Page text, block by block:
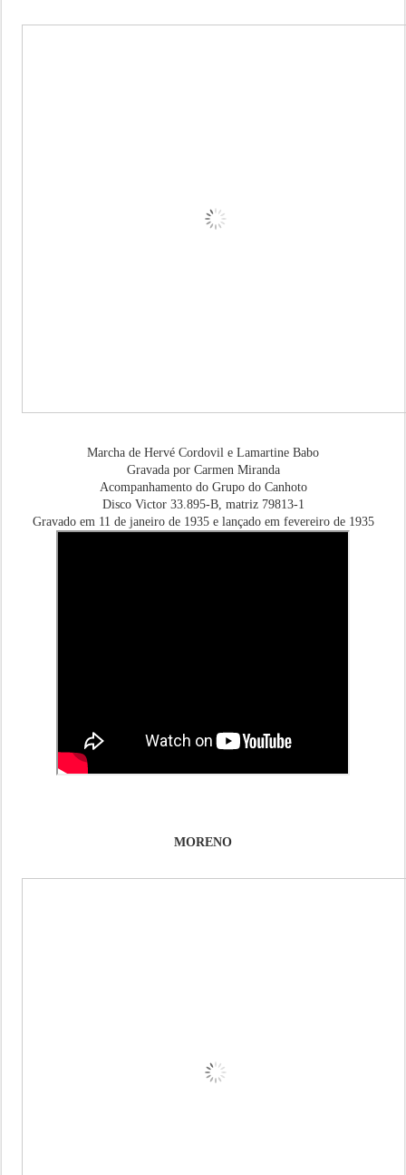
Marcha de Hervé Cordovil e Lamartine Babo
Gravada por Carmen Miranda
Acompanhamento do Grupo do Canhoto
Disco Victor 33.895-B, matriz 79813-1
Gravado em 11 de janeiro de 1935 e lançado em fevereiro de 1935
MORENO